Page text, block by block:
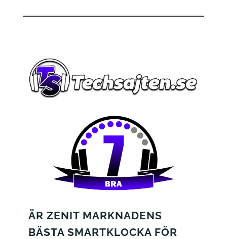
ÄR ZENIT MARKNADENS
BÄSTA SMARTKLOCKA FÖR